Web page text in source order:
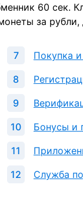
60 сек.
за
Покупка
Бонусы и
Служба